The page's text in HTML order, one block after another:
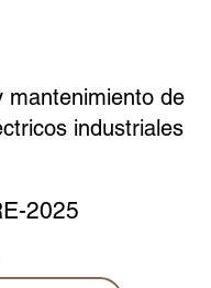
mantenimiento de
industriales
2025